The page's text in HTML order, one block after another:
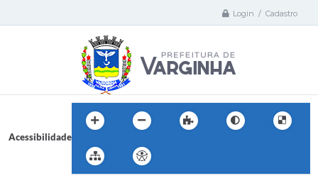
Login / Cadastro
Acessibilidade